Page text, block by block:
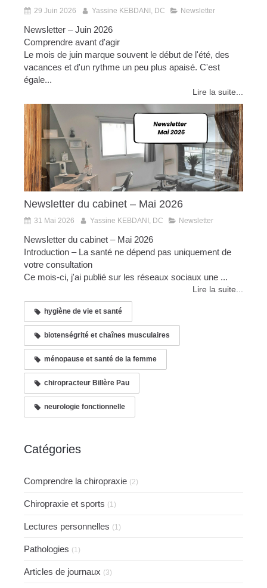
29 Juin 2026 Yassine KEBDANI, DC Newsletter
Newsletter – Juin 2026
Comprendre avant d'agir
Le mois de juin marque souvent le début de l'été, des
vacances et d'un rythme un peu plus apaisé. C'est
égale...
Lire la suite...
Newsletter du cabinet – Mai 2026
31 Mai 2026 Yassine KEBDANI, DC Newsletter
Newsletter du cabinet – Mai 2026
Introduction – La santé ne dépend pas uniquement de
votre consultation
Ce mois-ci, j'ai publié sur les réseaux sociaux une ...
Lire la suite...
hygiène de vie et santé
biotenségrité et chaînes musculaires
ménopause et santé de la femme
chiropracteur Billère Pau
neurologie fonctionnelle
Catégories
Comprendre la chiropraxie (2)
Chiropraxie et sports (1)
Lectures personnelles (1)
Pathologies (1)
Articles de journaux (3)